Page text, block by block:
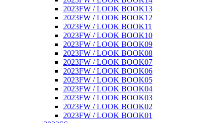
2023FW / LOOK BOOK13
2023FW / LOOK BOOK12
2023FW / LOOK BOOK11
2023FW / LOOK BOOK10
2023FW / LOOK BOOK09
2023FW / LOOK BOOK08
2023FW / LOOK BOOK07
2023FW / LOOK BOOK06
2023FW / LOOK BOOK05
2023FW / LOOK BOOK04
2023FW / LOOK BOOK03
2023FW / LOOK BOOK02
2023FW / LOOK BOOK01